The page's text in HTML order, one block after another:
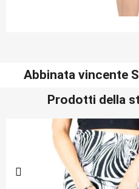
Abbinata vincente
Prodotti della